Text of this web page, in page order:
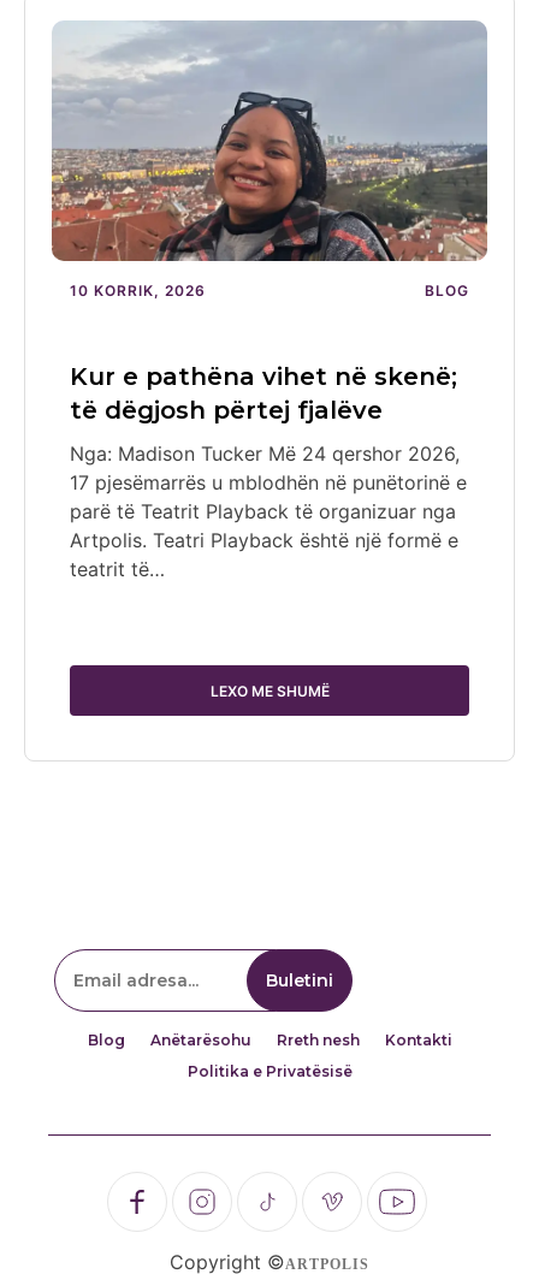
10 KORRIK, 2026 BLOG
Kur e pathëna vihet në skenë;
të dëgjosh përtej fjalëve
Nga: Madison Tucker Më 24 qershor 2026,
17 pjesëmarrës u mblodhën në punëtorinë e
parë të Teatrit Playback të organizuar nga
Artpolis. Teatri Playback është një formë e
teatrit të…
LEXO ME SHUMË
Blog Anëtarësohu Rreth nesh
Kontakti
Politika e Privatësisë
Copyright ©ARTPOLIS